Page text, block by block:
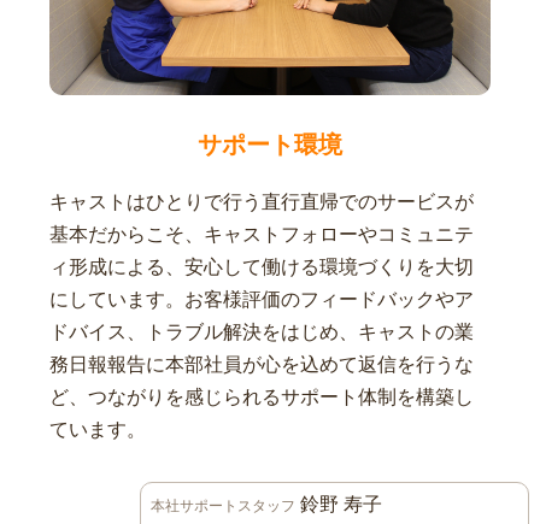
サポート環境
キャストはひとりで行う直行直帰でのサービスが
基本だからこそ、キャストフォローやコミュニテ
ィ形成による、安心して働ける環境づくりを大切
にしています。お客様評価のフィードバックやア
ドバイス、トラブル解決をはじめ、キャストの業
務日報報告に本部社員が心を込めて返信を行うな
ど、つながりを感じられるサポート体制を構築し
ています。
本社サポートスタッフ 鈴野 寿子